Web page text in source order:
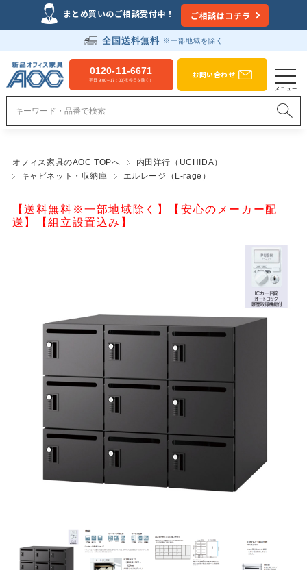
まとめ買いのご相談受付中！ ご相談はコチラ
全国送料無料 ※一部地域を除く
0120-11-6671
平日 9:00～17：00(祝祭日を除く）
お問い合わせ
オフィス家具のAOC TOPへ
内田洋行（UCHIDA）
キャビネット・収納庫
エルレージ（L-rage）
【送料無料※一部地域除く】【安心のメーカー配
送】【組立設置込み】